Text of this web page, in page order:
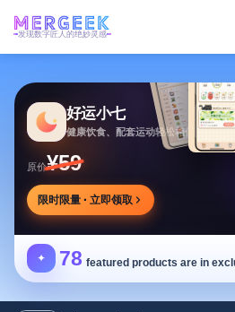
发现数字匠人的绝妙灵感
好运小七
健康饮食、配套运动轻松相伴
原价¥59
限时限量 · 立即领取
✦ 78 featured products are in